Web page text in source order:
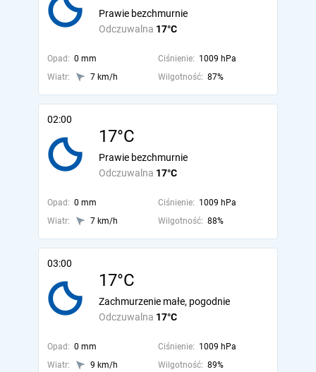
Odczuwalna 17°C
Prawie bezchmurnie
Opad: 0 mm Ciśnienie: 1009 hPa
Wiatr:
7 km/h Wilgotność: 87%
02:00
17°C
Odczuwalna 17°C
Prawie bezchmurnie
Opad: 0 mm Ciśnienie: 1009 hPa
Wiatr:
7 km/h Wilgotność: 88%
03:00
17°C
Odczuwalna 17°C
Zachmurzenie małe, pogodnie
Opad: 0 mm Ciśnienie: 1009 hPa
Wiatr:
9 km/h Wilgotność: 89%